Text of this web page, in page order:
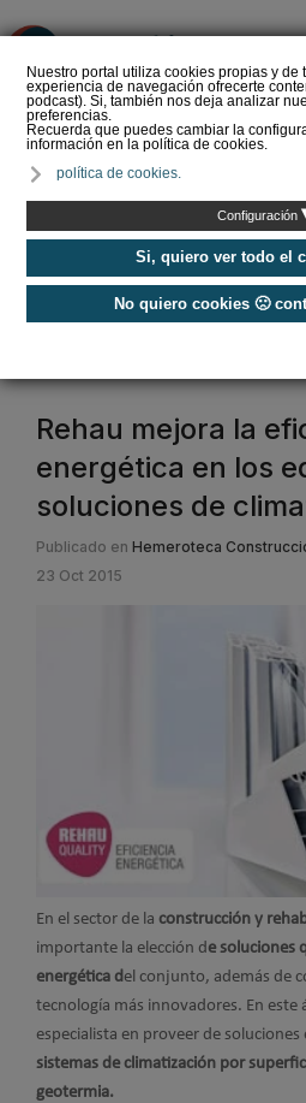
Nuestro portal utiliza cookies propias y de
experiencia de navegación ofrecerte
podcast). Si, también nos deja analizar
preferencias.
Recuerda que puedes cambiar la
información en la política de cookies.
política de cookies.
Configuración
Si, quiero ver todo el
No quiero cookies 🙁
del Amperio
Etiquetas / geotermia
Rehau mejora la
energética en los
soluciones de
Publicado en Hemeroteca
23 Oct 2015
En el sector de la construcción y
importante la elección de soluciones
energética del conjunto, además de
tecnología más innovadores. En este
especialista en proveer de
sistemas de climatización por
geotermia.